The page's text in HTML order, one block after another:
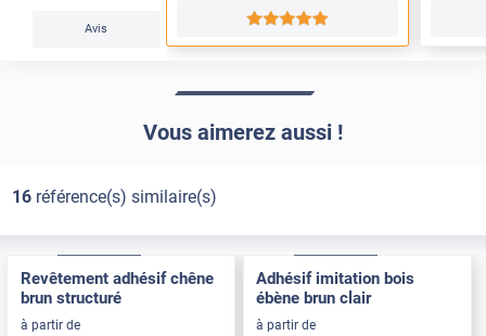
Avis
*****
Vous aimerez aussi !
16référence(s) similaire(s)
Revêtement adhésif chêne
brun structuré
à partir de
Adhésif imitation bois
ébène brun clair
à partir de